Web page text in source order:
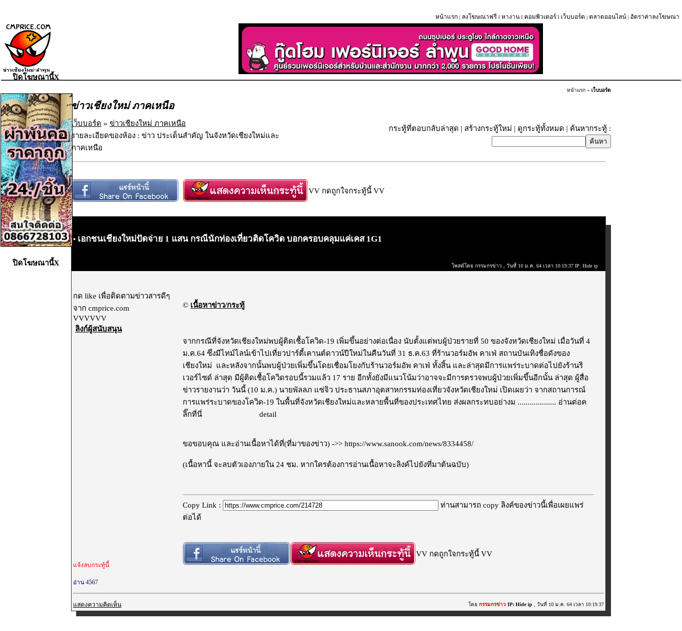
หน้าแรก | ลงโฆษณาฟรี l หางาน l คอมพิวเตอร์ l เว็บบอร์ด | ตลาดออนไลน์ | อัตราค่าลงโฆษณา
หน้าแรก » เว็บบอร์ด
ข่าวเชียงใหม่ ภาคเหนือ
เว็บบอร์ด » ข่าวเชียงใหม่ ภาคเหนือ
รายละเอียดของห้อง : ข่าว ประเด็นสำคัญ ในจังหวัดเชียงใหม่และ
ภาคเหนือ
กระทู้ที่ตอบกลับล่าสุด | สร้างกระทู้ใหม่ | ดูกระทู้ทั้งหมด | ค้นหากระทู้ :
VV กดถูกใจกระทู้นี้ VV
• เอกชนเชียงใหม่ปัดจ่าย 1 แสน กรณีนักท่องเที่ยวติดโควิด บอกครอบคลุมแค่เคส 1G1
โพสต์โดย กรรมกรข่าว , วันที่ 10 ม.ค. 64 เวลา 10:19:37 IP: Hide ip
กด like เพื่อติดตามข่าวสารดีๆ
จาก cmprice.com
VVVVVV
ลิงก์ผู้สนับสนุน
© เนื้อหาข่าว/กระทู้
จากกรณีที่จังหวัดเชียงใหม่พบผู้ติดเชื้อโควิด-19 เพิ่มขึ้นอย่างต่อเนื่อง นับตั้งแต่พบผู้ป่วยรายที่ 50 ของจังหวัดเชียงใหม่ เมื่อวันที่ 4
ม.ค.64 ซึ่งมีไทม์ไลน์เข้าไปเที่ยวปาร์ตี้เคานต์ดาวน์ปีใหม่ในคืนวันที่ 31 ธ.ค.63 ที่ร้านวอร์มอัพ คาเฟ่ สถานบันเทิงชื่อดังของ
เชียงใหม่ และหลังจากนั้นพบผู้ป่วยเพิ่มขึ้นโดยเชื่อมโยงกับร้านวอร์มอัพ คาเฟ่ ทั้งสิ้น และล่าสุดมีการแพร่ระบาดต่อไปยังร้านริ
เวอร์ไซด์ ล่าสุด มีผู้ติดเชื้อโควิดรอบนี้รวมแล้ว 17 ราย อีกทั้งยังมีแนวโน้มว่าอาจจะมีการตรวจพบผู้ป่วยเพิ่มขึ้นอีกนั้น ล่าสุด ผู้สื่อ
ข่าวรายงานว่า วันนี้ (10 ม.ค.) นายพัลลภ แซ่จิว ประธานสภาอุตสาหกรรมท่องเที่ยวจังหวัดเชียงใหม่ เปิดเผยว่า จากสถานการณ์
การแพร่ระบาดของโควิด-19 ในพื้นที่จังหวัดเชียงใหม่และหลายพื้นที่ของประเทศไทย ส่งผลกระทบอย่างม ................... อ่านต่อค
ลิ๊กที่นี่
detail
ขอขอบคุณ และอ่านเนื้อหาได้ที่(ที่มาของข่าว) ->> https://www.sanook.com/news/8334458/
(เนื้อหานี้ จะลบตัวเองภายใน 24 ชม. หากใครต้องการอ่านเนื้อหาจะลิงค์ไปยังที่มาต้นฉบับ)
Copy Link :
ท่านสามารถ copy ลิงค์ของข่าวนี้เพื่อเผยแพร่
ต่อได้
VV กดถูกใจกระทู้นี้ VV
แจ้งลบกระทู้นี้
อ่าน 4567
แสดงความคิดเห็น โดย กรรมกรข่าว IP: Hide ip , วันที่ 10 ม.ค. 64 เวลา 10:19:37
ปิดโฆษณานี้X
ปิดโฆษณานี้X